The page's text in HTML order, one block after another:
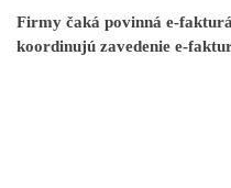
Firmy čaká povinná e-
koordinujú zavedenie e-